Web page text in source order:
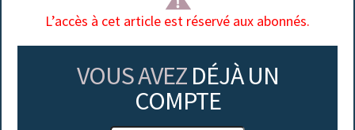
L’accès à cet article est réservé aux abonnés.
VOUS AVEZ DÉJÀ UN
COMPTE